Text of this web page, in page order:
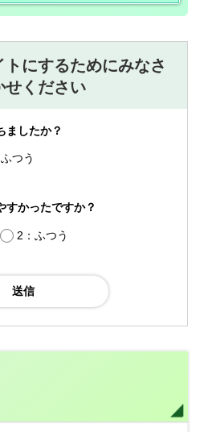
にするためにみなさ
せください
ましたか？
つう
すかったですか？
2：ふつう